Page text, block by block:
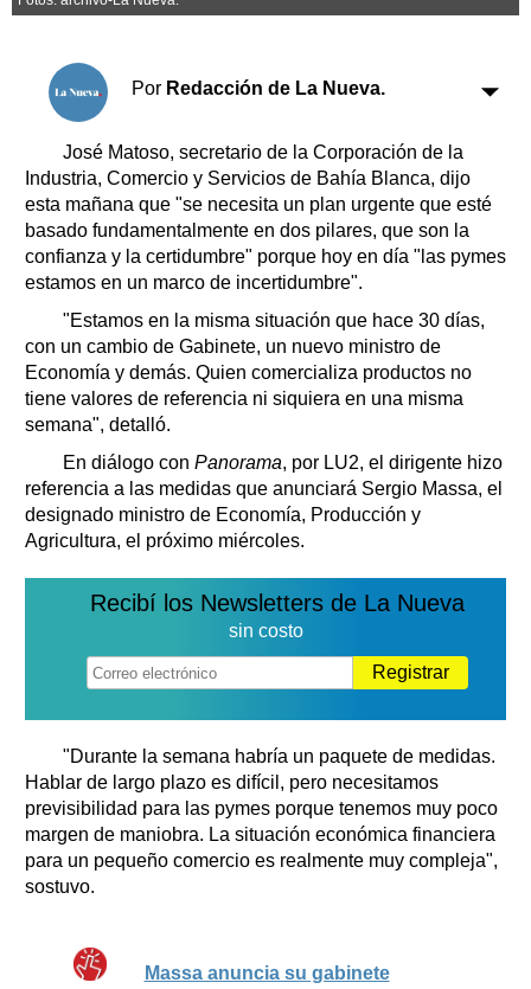
Clasificados
Suplementos
Servicios
Transportes
Loterías
Datos Útiles
Fúnebres
Edictos
Por Redacción de La Nueva.
José Matoso, secretario de la Corporación de la
Industria, Comercio y Servicios de Bahía Blanca, dijo
esta mañana que "se necesita un plan urgente que esté
basado fundamentalmente en dos pilares, que son la
confianza y la certidumbre" porque hoy en día "las pymes
estamos en un marco de incertidumbre".
"Estamos en la misma situación que hace 30 días,
con un cambio de Gabinete, un nuevo ministro de
Economía y demás. Quien comercializa productos no
tiene valores de referencia ni siquiera en una misma
semana", detalló.
En diálogo con Panorama, por LU2, el dirigente hizo
referencia a las medidas que anunciará Sergio Massa, el
designado ministro de Economía, Producción y
Agricultura, el próximo miércoles.
Recibí los Newsletters de La Nueva
sin costo
Registrar
"Durante la semana habría un paquete de medidas.
Hablar de largo plazo es difícil, pero necesitamos
previsibilidad para las pymes porque tenemos muy poco
margen de maniobra. La situación económica financiera
para un pequeño comercio es realmente muy compleja",
sostuvo.
Massa anuncia su gabinete